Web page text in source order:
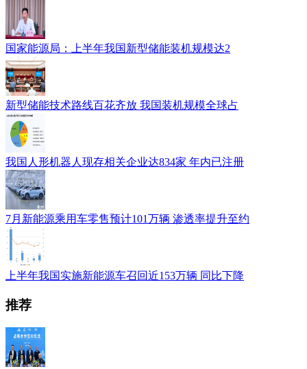
国家能源局：上半年我国新型储能装机规模达2
新型储能技术路线百花齐放 我国装机规模全球占
我国人形机器人现存相关企业达834家 年内已注册
7月新能源乘用车零售预计101万辆 渗透率提升至约
上半年我国实施新能源车召回近153万辆 同比下降
推荐